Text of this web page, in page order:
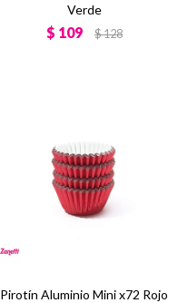
Verde
$ 109 $128
Pirotín Aluminio Mini x72 Rojo